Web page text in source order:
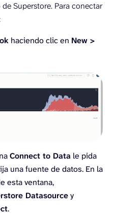
Superstore. Para conectar
haciendo clic en New >
Connect to Data le pida
una fuente de datos. En la
esta ventana,
Datasourcey
.